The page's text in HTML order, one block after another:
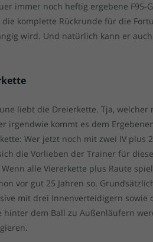
immer noch heftig ergebene F95-
die komplette Rückrunde für die
wird. Und natürlich kann er
liebt die Dreierkette. Tja,
irgendwie kommt es dem
Wer jetzt noch mit zwei IV plus
die Vorlieben der Trainer für
alle Viererkette plus Raute
vor gut 25 Jahren so.
mit drei Innenverteidigern sowie
hinter dem Ball zu Außenläufern